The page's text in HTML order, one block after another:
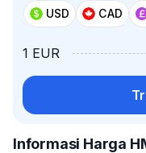
USD CAD
1 EUR
Informasi Harga